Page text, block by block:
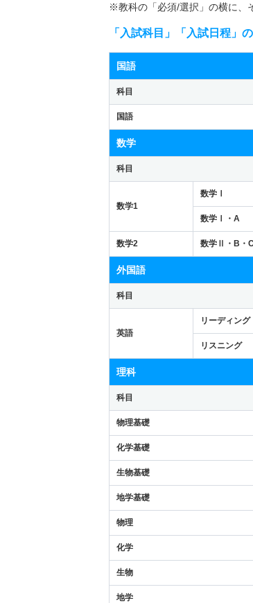
※教科の「必須/選択」の横に、
「入試科目」「入試日程」
国語
科目
国語
数学
科目
数学1
数学Ⅰ
数学Ⅰ・A
数学2 数学Ⅱ・B・
外国語
科目
英語
リーディング
リスニング
理科
科目
物理基礎
化学基礎
生物基礎
地学基礎
物理
化学
生物
地学